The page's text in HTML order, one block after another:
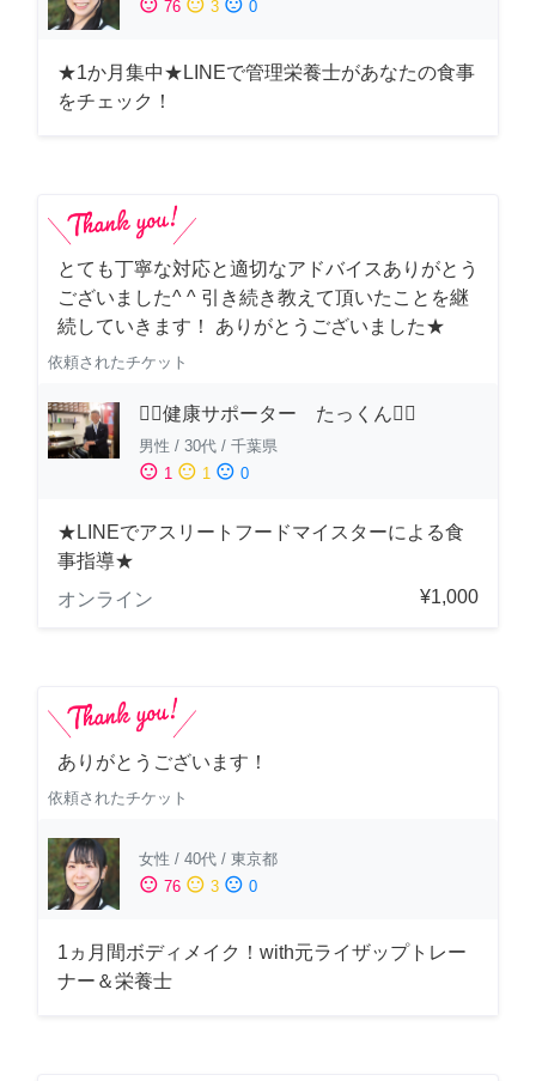
sentiment_satisfied 76 sentiment_neutral 3 sentiment_dissatisfied 0
★1か月集中★LINEで管理栄養士があなたの食事
をチェック！
とても丁寧な対応と適切なアドバイスありがとう
ございました^ ^ 引き続き教えて頂いたことを継
続していきます！ ありがとうございました★
依頼されたチケット
🏋️‍♂️健康サポーター たっくん🏋️‍♂️
男性 / 30代 / 千葉県
sentiment_satisfied 1 sentiment_neutral 1 sentiment_dissatisfied 0
★LINEでアスリートフードマイスターによる食
事指導★
オンライン
¥1,000
ありがとうございます！
依頼されたチケット
女性 / 40代 / 東京都
sentiment_satisfied 76 sentiment_neutral 3 sentiment_dissatisfied 0
1ヵ月間ボディメイク！with元ライザップトレー
ナー＆栄養士